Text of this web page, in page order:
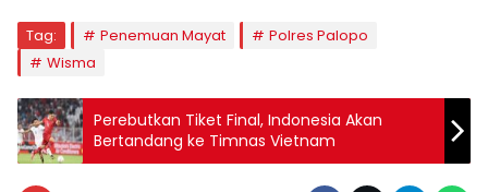
Tag: Penemuan Mayat
Polres Palopo
Wisma
Perebutkan Tiket Final, Indonesia Akan
Bertandang ke Timnas Vietnam